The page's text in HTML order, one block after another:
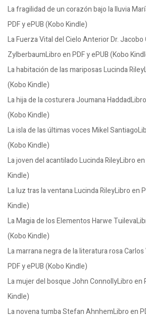
La fragilidad de un corazón bajo la lluvia
PDF y ePUB (Kobo Kindle)
La Fuerza Vital del Cielo Anterior Dr. Jacobo
ZylberbaumLibro en PDF y ePUB (Kobo
La habitación de las mariposas Lucinda
(Kobo Kindle)
La hija de la costurera Joumana
(Kobo Kindle)
La isla de las últimas voces Mikel
(Kobo Kindle)
La joven del acantilado Lucinda RileyLibro en
Kindle)
La luz tras la ventana Lucinda RileyLibro en
Kindle)
La Magia de los Elementos Harwe
(Kobo Kindle)
La marrana negra de la literatura rosa
PDF y ePUB (Kobo Kindle)
La mujer del bosque John ConnollyLibro en
Kindle)
La novena tumba Stefan AhnhemLibro en